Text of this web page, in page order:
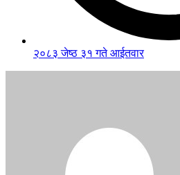
२०८३ जेष्ठ ३१ गते आईतवार